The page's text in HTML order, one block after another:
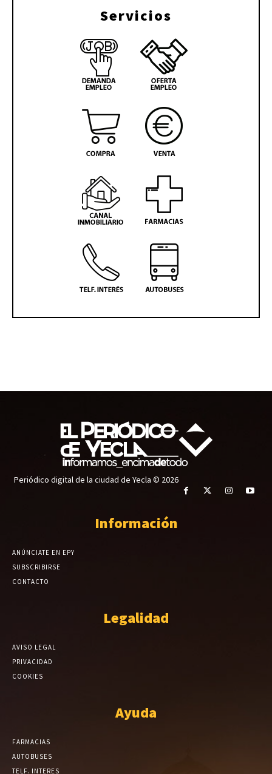
Servicios
Periódico digital de la ciudad de Yecla © 2026
Información
ANÚNCIATE EN EPY
SUBSCRIBIRSE
CONTACTO
Legalidad
AVISO LEGAL
PRIVACIDAD
COOKIES
Ayuda
FARMACIAS
AUTOBUSES
TELF. INTERES